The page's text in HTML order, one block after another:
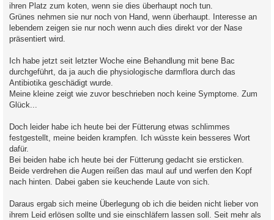
ihren Platz zum koten, wenn sie dies überhaupt noch tun.
Grünes nehmen sie nur noch von Hand, wenn überhaupt. Interesse an
lebendem zeigen sie nur noch wenn auch dies direkt vor der Nase
präsentiert wird.
Ich habe jetzt seit letzter Woche eine Behandlung mit bene Bac
durchgeführt, da ja auch die physiologische darmflora durch das
Antibiotika geschädigt wurde.
Meine kleine zeigt wie zuvor beschrieben noch keine Symptome. Zum
Glück...
Doch leider habe ich heute bei der Fütterung etwas schlimmes
festgestellt, meine beiden krampfen. Ich wüsste kein besseres Wort
dafür.
Bei beiden habe ich heute bei der Fütterung gedacht sie ersticken.
Beide verdrehen die Augen reißen das maul auf und werfen den Kopf
nach hinten. Dabei gaben sie keuchende Laute von sich.
Daraus ergab sich meine Überlegung ob ich die beiden nicht lieber von
ihrem Leid erlösen sollte und sie einschläfern lassen soll. Seit mehr als